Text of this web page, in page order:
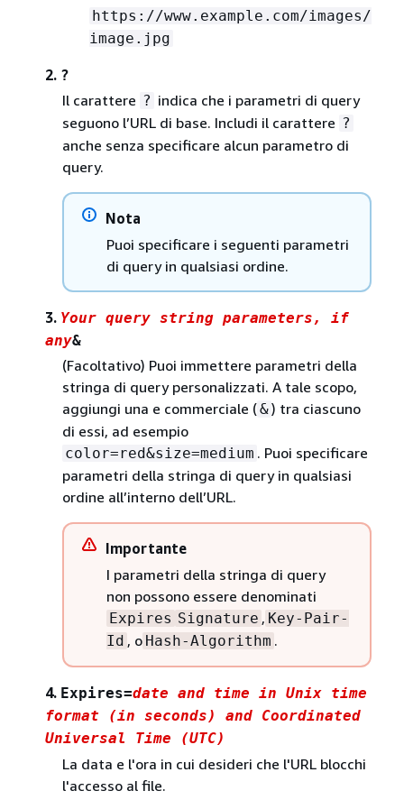
https://www.example.com/images/
image.jpg
2. ?
Il carattere ? indica che i parametri di query
seguono l’URL di base. Includi il carattere ?
anche senza specificare alcun parametro di
query.
Nota
Puoi specificare i seguenti parametri
di query in qualsiasi ordine.
3. Your query string parameters, if
any&
(Facoltativo) Puoi immettere parametri della
stringa di query personalizzati. A tale scopo,
aggiungi una e commerciale (&) tra ciascuno
di essi, ad esempio
color=red&size=medium . Puoi specificare
parametri della stringa di query in qualsiasi
ordine all’interno dell’URL.
Importante
I parametri della stringa di query
non possono essere denominati
Expires Signature , Key-Pair-
Id , o Hash-Algorithm .
4. Expires=date and time in Unix time
format (in seconds) and Coordinated
Universal Time (UTC)
La data e l'ora in cui desideri che l'URL blocchi
l'accesso al file.